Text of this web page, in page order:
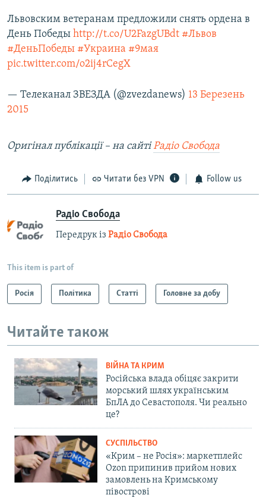
Львовским ветеранам предложили снять ордена в
День Победы http://t.co/U2FazgUBdt #Львов
#ДеньПобеды #Украина #9мая
pic.twitter.com/o2ij4rCegX
— Телеканал ЗВЕЗДА (@zvezdanews) 13 Березень
2015
Оригінал публікації – на сайтіРадіо Свобода
Поділитись Читати без VPN Follow us
Радіо Свобода
Передрук із Радіо Свобода
This item is part of
Росія Політика Статті Головне за добу
Читайте також
ВІЙНА ТА КРИМ
Російська влада обіцяє закрити
морський шлях українським
БпЛА до Севастополя. Чи реально
це?
СУСПІЛЬСТВО
«Крим – не Росія»: маркетплейс
Ozon припинив прийом нових
замовлень на Кримському
півострові